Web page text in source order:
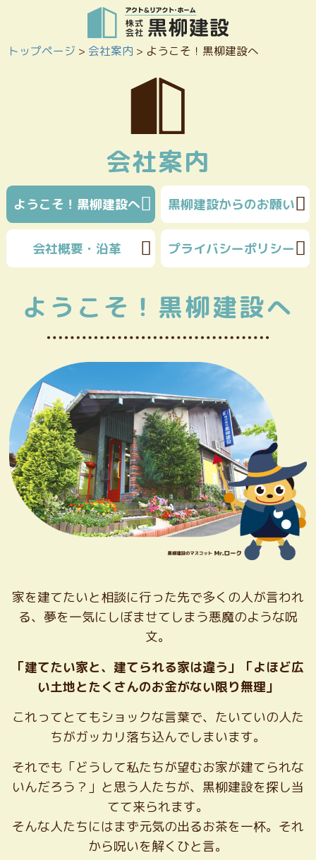
トップページ > 会社案内 > ようこそ！黒柳建設へ
会社案内
ようこそ！黒柳建設へ 黒柳建設からのお願い
会社概要・沿革 プライバシーポリシー
ようこそ！黒柳建設へ
家を建てたいと相談に行った先で多くの人が言われ
る、夢を一気にしぼませてしまう悪魔のような呪
文。
「建てたい家と、建てられる家は違う」「よほど広
い土地とたくさんのお金がない限り無理」
これってとてもショックな言葉で、たいていの人た
ちがガッカリ落ち込んでしまいます。
それでも「どうして私たちが望むお家が建てられな
いんだろう？」と思う人たちが、黒柳建設を探し当
てて来られます。
そんな人たちにはまず元気の出るお茶を一杯。それ
から呪いを解くひと言。